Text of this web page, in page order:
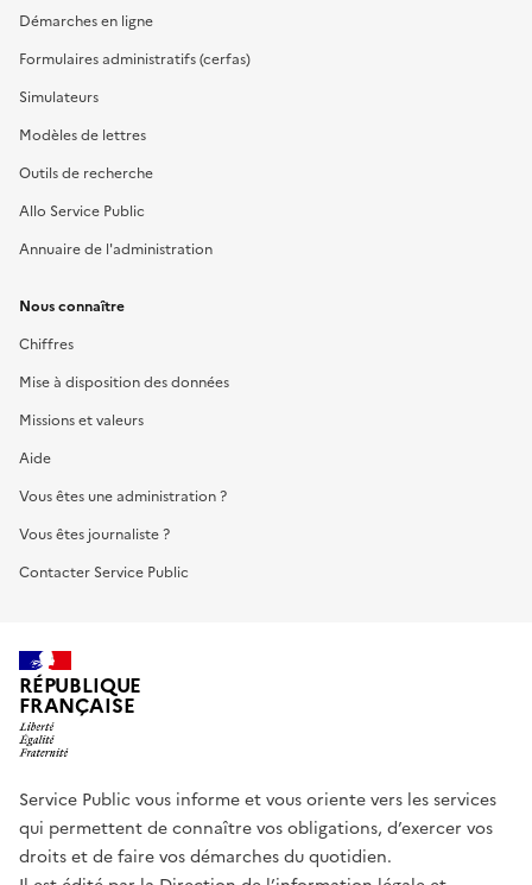
Démarches en ligne
Formulaires administratifs (cerfas)
Simulateurs
Modèles de lettres
Outils de recherche
Allo Service Public
Annuaire de l'administration
Nous connaître
Chiffres
Mise à disposition des données
Missions et valeurs
Aide
Vous êtes une administration ?
Vous êtes journaliste ?
Contacter Service Public
RÉPUBLIQUE
FRANÇAISE
Service Public vous informe et vous oriente vers les services
qui permettent de connaître vos obligations, d’exercer vos
droits et de faire vos démarches du quotidien.